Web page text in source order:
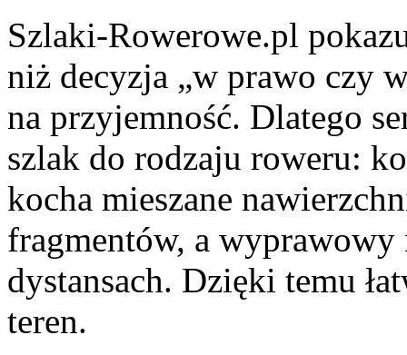
Szlaki-Rowerowe.pl
niż decyzja „w prawo czy
na przyjemność. Dlatego
szlak do rodzaju roweru:
kocha mieszane
fragmentów, a wyprawowy
dystansach. Dzięki temu
teren.